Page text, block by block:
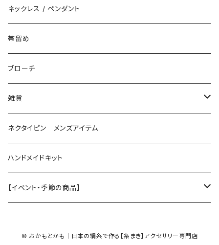
花（直径3cm）
花（直径2.5cm）
揺れないタイプ
花
星
ネックレス / ペンダント
帯留め
ブローチ
雑貨
眼鏡ストラップ
目印チャーム
ネクタイピン メンズアイテム
ハンドメイドキット
【イベント・季節の商品】
© おかもとかも｜日本の絹糸で作る【糸まき】アクセサリー専門店